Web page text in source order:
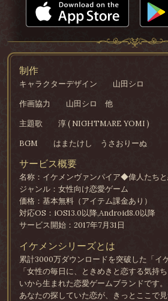
制作
キャラクターデザイン
山田シロ
作画協力
山田シロ 他
主題歌
淳 ( NIGHTMARE YOMI )
BGM
はまたけし うさおりーぬ
サービス概要
名称：イケメンヴァンパイア◆偉人たち
ジャンル：女性向け恋愛ゲーム
価格：基本無料（アイテム課金あり）
対応OS：iOS13.0以降,Android8.0以降
サービス開始：2017年7月31日
イケメンシリーズとは
累計3000万ダウンロードを突破した「イ
「女性の毎日に、ときめきと恋する気持
いから生まれた恋愛ゲームブランドです。
あなたの探していた恋が、きっとここで見